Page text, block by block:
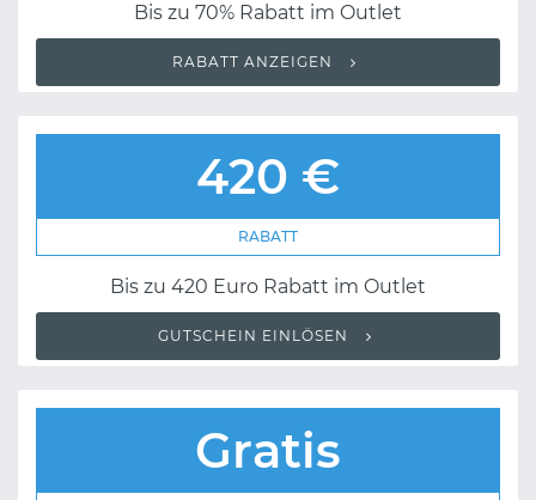
Bis zu 70% Rabatt im Outlet
RABATT ANZEIGEN
420 €
RABATT
Bis zu 420 Euro Rabatt im Outlet
GUTSCHEIN EINLÖSEN
Gratis